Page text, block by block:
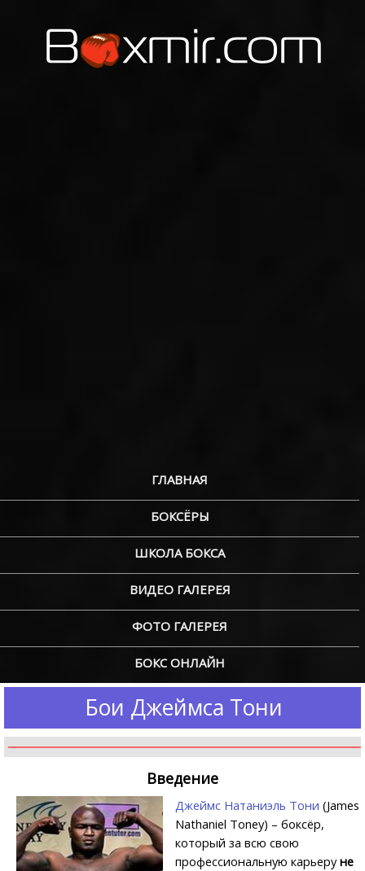
ГЛАВНАЯ
БОКСЁРЫ
ШКОЛА БОКСА
ВИДЕО ГАЛЕРЕЯ
ФОТО ГАЛЕРЕЯ
БОКС ОНЛАЙН
Бои Джеймса Тони
Введение
Джеймс Натаниэль Тони (James
Nathaniel Toney) – боксёр,
который за всю свою
профессиональную карьеруне